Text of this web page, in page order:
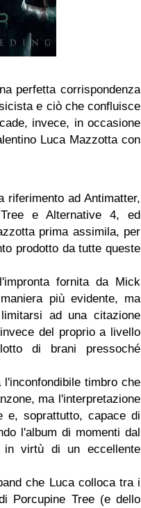
perfetta corrispondenza
e ciò che confluisce
invece, in occasione
Luca Mazzotta con
riferimento ad Antimatter,
Tree e Alternative 4, ed
prima assimila, per
prodotto da tutte queste
fornita da Mick
più evidente, ma
ad una citazione
del proprio a livello
di brani pressoché
timbro che
ma l'interpretazione
e, soprattutto, capace di
l'album di momenti dal
in virtù di un eccellente
che Luca colloca tra i
Porcupine Tree (e dello